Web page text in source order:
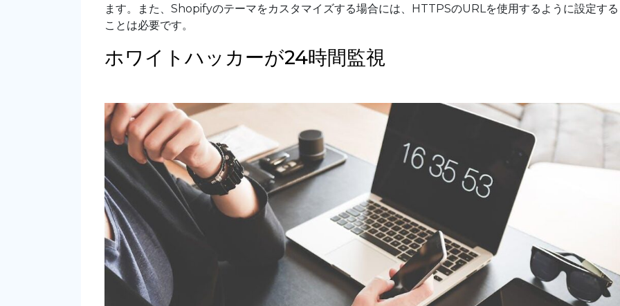
ます。また、Shopifyのテーマをカスタマイズする場合には、HTTPSのURLを使用するように設定する
ことは必要です。
ホワイトハッカーが24時間監視